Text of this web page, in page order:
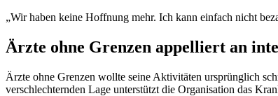
„Wir haben keine Hoffnung mehr. Ich kann einfach nicht
Ärzte ohne Grenzen appelliert an
Ärzte ohne Grenzen wollte seine Aktivitäten ursprünglich
verschlechternden Lage unterstützt die Organisation das